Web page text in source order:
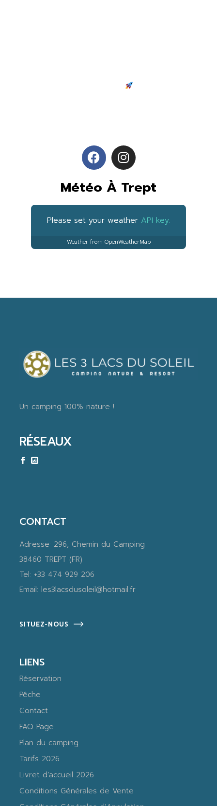
Météo À Trept
Please set your weather API key.
Weather from OpenWeatherMap
Un camping 100% nature !
RÉSEAUX
CONTACT
Adresse: 296, Chemin du Camping
38460 TREPT (FR)
Tel: +33 474 929 206
Email:les3lacsdusoleil@hotmail.fr
SITUEZ-NOUS
LIENS
Réservation
Pêche
Contact
FAQ Page
Plan du camping
Tarifs 2026
Livret d’accueil 2026
Conditions Générales de Vente